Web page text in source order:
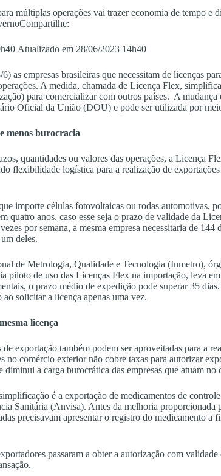
múltiplas operações vai trazer economia de tempo e
Atualizado em 28/06/2023 14h40
as empresas brasileiras que necessitam de licenças
A medida, chamada de Licença Flex,
para comercializar com outros países. A
Oficial da União (DOU) e pode ser utilizada por
menos burocracia
quantidades ou valores das operações, a Licença
flexibilidade logística para a realização de
importe células fotovoltaicas ou rodas automotivas,
quatro anos, caso esse seja o prazo de validade da
por semana, a mesma empresa necessitaria de
deles.
de Metrologia, Qualidade e Tecnologia (Inmetro),
piloto de uso das Licenças Flex na importação, leva
o prazo médio de expedição pode superar 35
solicitar a licença apenas uma vez.
licença
exportação também podem ser aproveitadas para a
no comércio exterior não cobre taxas para autorizar
diminui a carga burocrática das empresas que atuam no
é a exportação de medicamentos de
Sanitária (Anvisa). Antes da melhoria proporcionada
precisavam apresentar o registro do medicamento a
passaram a obter a autorização com